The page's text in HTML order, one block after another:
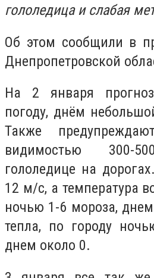
гололедица и слабая
Об этом сообщили в
Днепропетровской
На 2 января
погоду, днём
Также
видимостью
гололедице на
12 м/с, а температура
ночью 1-6 мороза,
тепла, по городу
днем ​​около 0.